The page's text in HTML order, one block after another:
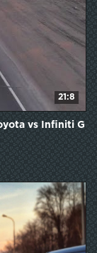
21:8
vs Infiniti G